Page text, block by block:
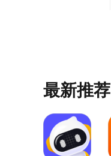
最新推荐